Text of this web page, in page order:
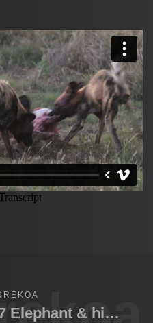
Botswana 2017 Elephant & hippo